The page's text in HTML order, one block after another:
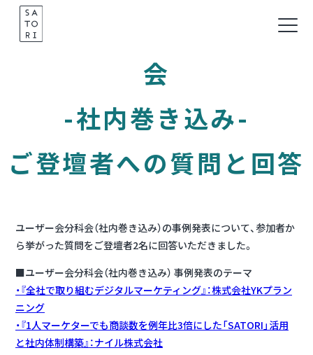
SkipSATORIユーザー会分科
会
-社内巻き込み-
ご登壇者への質問と回答
ユーザー会分科会（社内巻き込み）の事例発表について、参加者か
ら挙がった質問をご登壇者2名に回答いただきました。
■ユーザー会分科会（社内巻き込み） 事例発表のテーマ
・『全社で取り組むデジタルマーケティング』：株式会社YKプラン
ニング
・『1人マーケターでも商談数を例年比3倍にした「SATORI」活用
と社内体制構築』：ナイル株式会社